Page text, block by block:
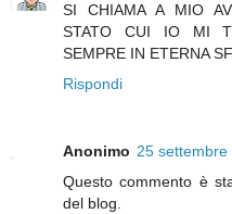
SI CHIAMA A MIO
STATO CUI IO MI
SEMPRE IN ETERNA
Rispondi
Anonimo 25
Questo commento è
del blog.